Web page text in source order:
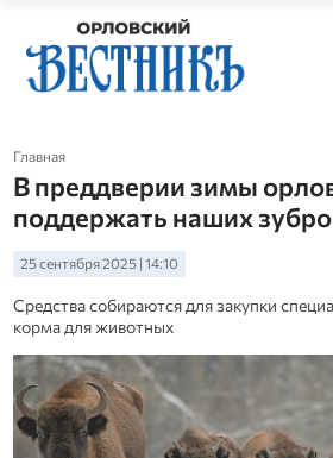
Главная
В преддверии зимы
поддержать наших
25 сентября 2025 | 14:10
Средства собираются для закупки
корма для животных